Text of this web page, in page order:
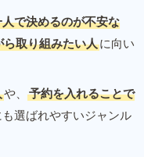
で決めるのが不安な
取り組みたい人に向い
や、
予約を入れることで
も選ばれやすいジャンル